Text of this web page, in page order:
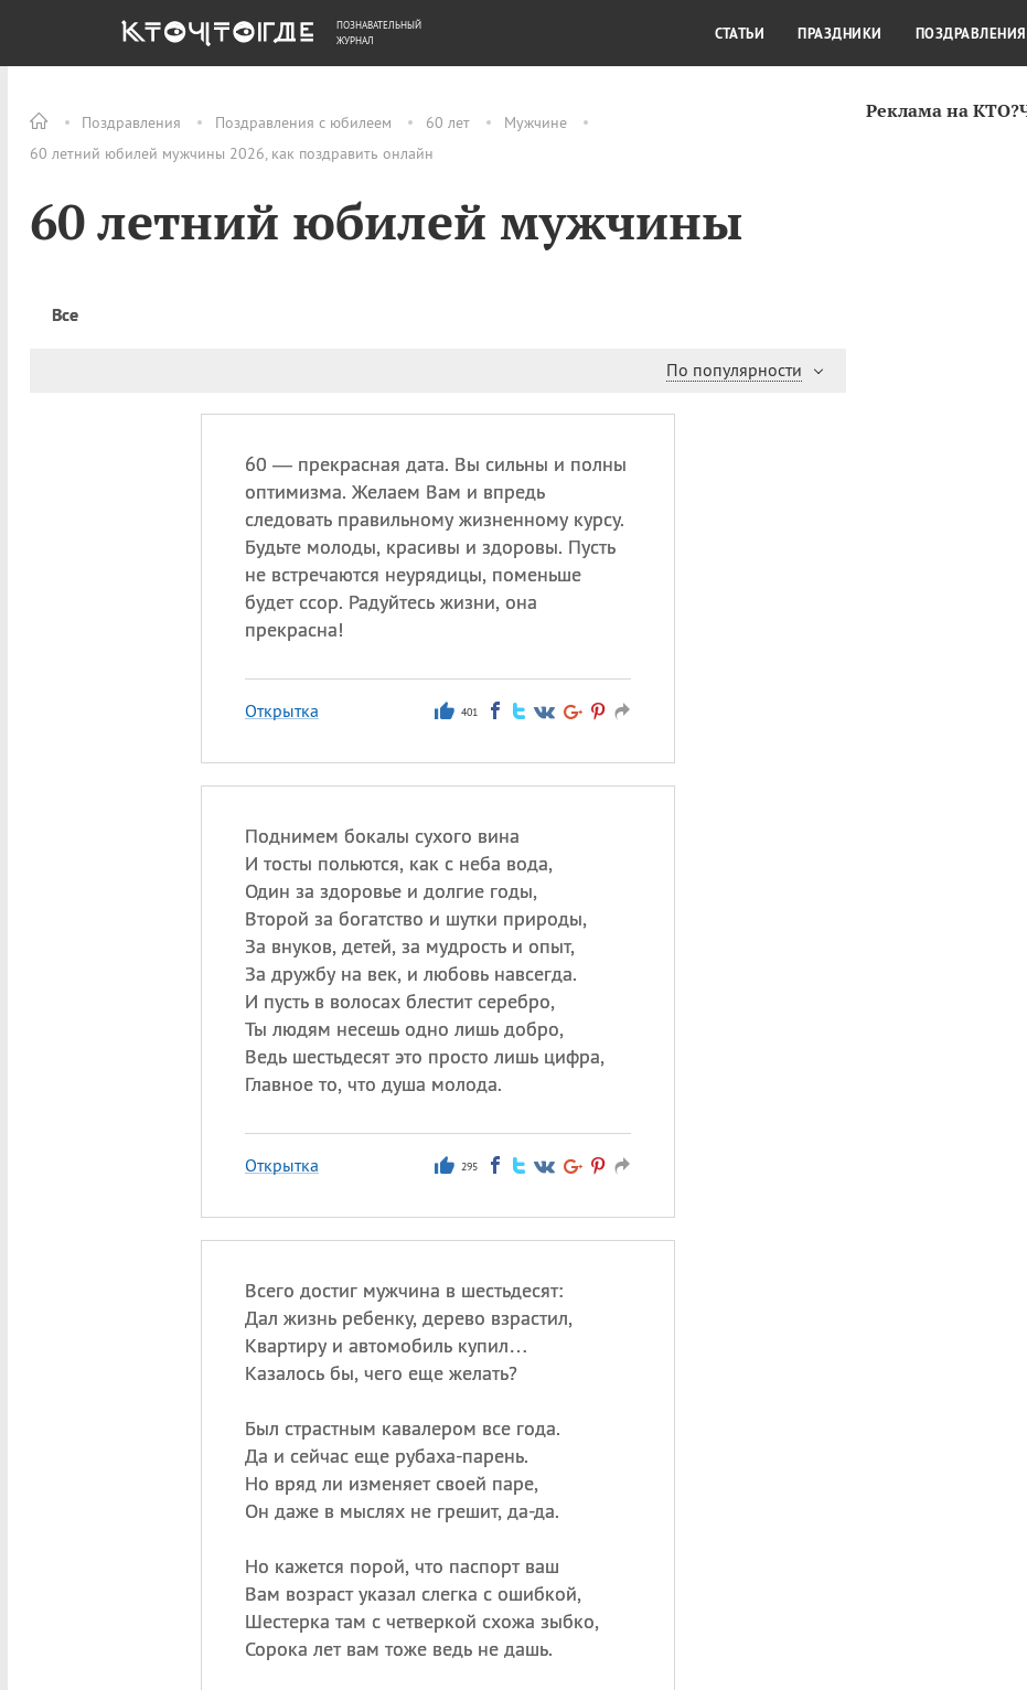
Поздравления Поздравления с юбилеем 60 лет
Мужчине
60 летний юбилей мужчины 2026, как поздравить онлайн
60 летний юбилей мужчины
Все
По популярности
60 — прекрасная дата. Вы сильны и полны
оптимизма. Желаем Вам и впредь
следовать правильному жизненному курсу.
Будьте молоды, красивы и здоровы. Пусть
не встречаются неурядицы, поменьше
будет ссор. Радуйтесь жизни, она
прекрасна!
Открытка 401
Поднимем бокалы сухого вина
И тосты польются, как с неба вода,
Один за здоровье и долгие годы,
Второй за богатство и шутки природы,
За внуков, детей, за мудрость и опыт,
За дружбу на век, и любовь навсегда.
И пусть в волосах блестит серебро,
Ты людям несешь одно лишь добро,
Ведь шестьдесят это просто лишь цифра,
Главное то, что душа молода.
Открытка 295
Всего достиг мужчина в шестьдесят:
Дал жизнь ребенку, дерево взрастил,
Квартиру и автомобиль купил…
Казалось бы, чего еще желать?
Был страстным кавалером все года.
Да и сейчас еще рубаха-парень.
Но вряд ли изменяет своей паре,
Он даже в мыслях не грешит, да-да.
Но кажется порой, что паспорт ваш
Вам возраст указал слегка с ошибкой,
Шестерка там с четверкой схожа зыбко,
Сорока лет вам тоже ведь не дашь.
Реклама на
ОБЩЕСТВО ДЕНЬГИ КУЛЬТУРА КРАСОТА
ПОЗНАВАТЕЛЬНЫЙ
ЖУРНАЛ
СТАТЬИ ПРАЗДНИКИ ПОЗДРАВЛЕНИЯ